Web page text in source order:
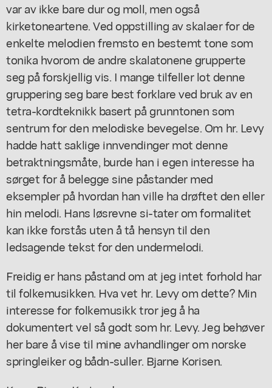
var av ikke bare dur og moll, men også
kirketoneartene. Ved oppstilling av skalaer for de
enkelte melodien fremsto en bestemt tone som
tonika hvorom de andre skalatonene grupperte
seg på forskjellig vis. I mange tilfeller lot denne
gruppering seg bare best forklare ved bruk av en
tetra-kordteknikk basert på grunntonen som
sentrum for den melodiske bevegelse. Om hr. Levy
hadde hatt saklige innvendinger mot denne
betraktningsmåte, burde han i egen interesse ha
sørget for å belegge sine påstander med
eksempler på hvordan han ville ha drøftet den eller
hin melodi. Hans løsrevne si-tater om formalitet
kan ikke forstås uten å tå hensyn til den
ledsagende tekst for den undermelodi.
Freidig er hans påstand om at jeg intet forhold har
til folkemusikken. Hva vet hr. Levy om dette? Min
interesse for folkemusikk tror jeg å ha
dokumentert vel så godt som hr. Levy. Jeg behøver
her bare å vise til mine avhandlinger om norske
springleiker og bådn-suller. Bjarne Korisen.